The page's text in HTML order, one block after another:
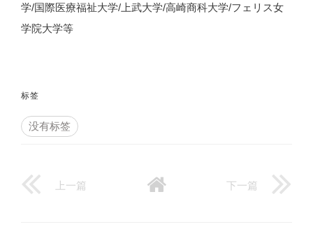
学/国際医療福祉大学/上武大学/高崎商科大学/フェリス女
学院大学等
标签
没有标签
上一篇 下一篇